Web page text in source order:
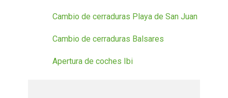
Cambio de cerraduras Playa de San Juan
Cambio de cerraduras Balsares
Apertura de coches Ibi